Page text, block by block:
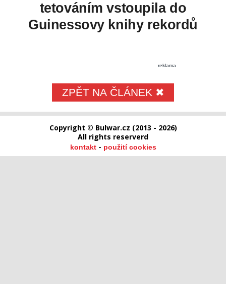
tetováním vstoupila do
Guinessovy knihy rekordů
reklama
ZPĚT NA ČLÁNEK ✖
Copyright © Bulwar.cz (2013 - 2026)
All rights reserverd
kontakt- použití cookies